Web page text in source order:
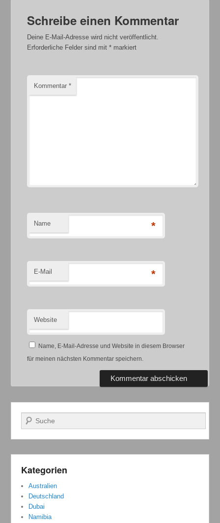
Schreibe einen Kommentar
Deine E-Mail-Adresse wird nicht veröffentlicht.
Erforderliche Felder sind mit* markiert
Kommentar*
Name *
E-Mail *
Website
Name, E-Mail-Adresse und Website in diesem Browser
für meinen nächsten Kommentar speichern.
Suchen
Kategorien
Australien
Deutschland
Dubai
Namibia